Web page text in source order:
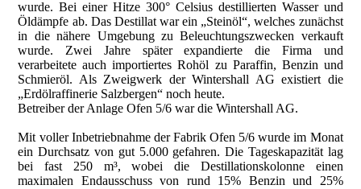
wurde. Bei einer Hitze 300° Celsius destillierten Wasser und
Öldämpfe ab. Das Destillat war ein „Steinöl“, welches zunächst
in die nähere Umgebung zu Beleuchtungszwecken verkauft
wurde. Zwei Jahre später expandierte die Firma und
verarbeitete auch importiertes Rohöl zu Paraffin, Benzin und
Schmieröl. Als Zweigwerk der Wintershall AG existiert die
„Erdölraffinerie Salzbergen“ noch heute.
Betreiber der Anlage Ofen 5/6 war die Wintershall AG.
Mit voller Inbetriebnahme der Fabrik Ofen 5/6 wurde im Monat
ein Durchsatz von gut 5.000 gefahren. Die Tageskapazität lag
bei fast 250 m³, wobei die Destillationskolonne einen
maximalen Endausschuss von rund 15% Benzin und 25%